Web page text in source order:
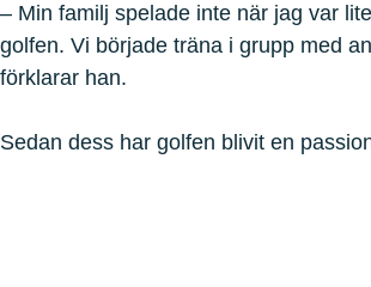
– Min familj spelade inte när jag var
golfen. Vi började träna i grupp med
förklarar han.
Sedan dess har golfen blivit en